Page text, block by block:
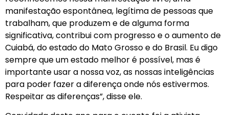
manifestação espontânea, legítima de pessoas que
trabalham, que produzem e de alguma forma
significativa, contribui com progresso e o aumento de
Cuiabá, do estado do Mato Grosso e do Brasil. Eu digo
sempre que um estado melhor é possível, mas é
importante usar a nossa voz, as nossas inteligências
para poder fazer a diferença onde nós estivermos.
Respeitar as diferenças”, disse ele.